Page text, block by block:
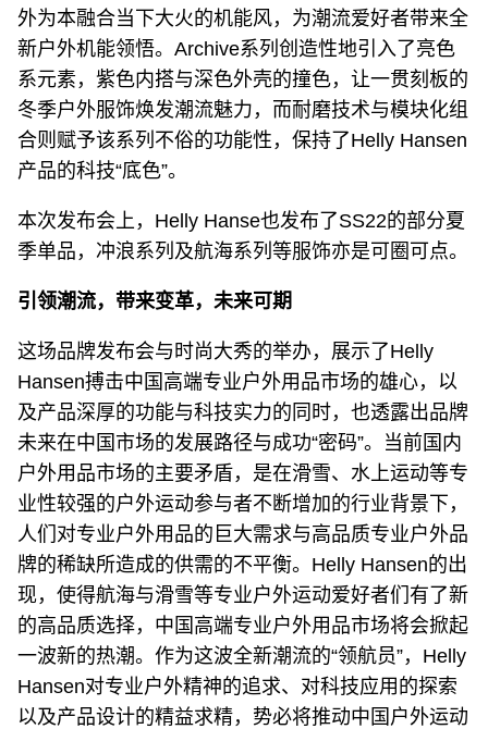
外为本融合当下大火的机能风，为潮流爱好者带来全
新户外机能领悟。Archive系列创造性地引入了亮色
系元素，紫色内搭与深色外壳的撞色，让一贯刻板的
冬季户外服饰焕发潮流魅力，而耐磨技术与模块化组
合则赋予该系列不俗的功能性，保持了Helly Hansen
产品的科技“底色”。
本次发布会上，Helly Hanse也发布了SS22的部分夏
季单品，冲浪系列及航海系列等服饰亦是可圈可点。
引领潮流，带来变革，未来可期
这场品牌发布会与时尚大秀的举办，展示了Helly
Hansen搏击中国高端专业户外用品市场的雄心，以
及产品深厚的功能与科技实力的同时，也透露出品牌
未来在中国市场的发展路径与成功“密码”。当前国内
户外用品市场的主要矛盾，是在滑雪、水上运动等专
业性较强的户外运动参与者不断增加的行业背景下，
人们对专业户外用品的巨大需求与高品质专业户外品
牌的稀缺所造成的供需的不平衡。Helly Hansen的出
现，使得航海与滑雪等专业户外运动爱好者们有了新
的高品质选择，中国高端专业户外用品市场将会掀起
一波新的热潮。作为这波全新潮流的“领航员”，Helly
Hansen对专业户外精神的追求、对科技应用的探索
以及产品设计的精益求精，势必将推动中国户外运动